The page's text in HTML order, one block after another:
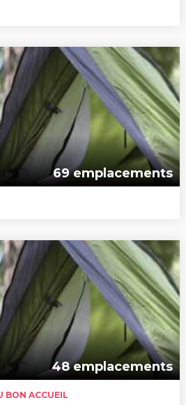
69 emplacements
48 emplacements
BON ACCUEIL